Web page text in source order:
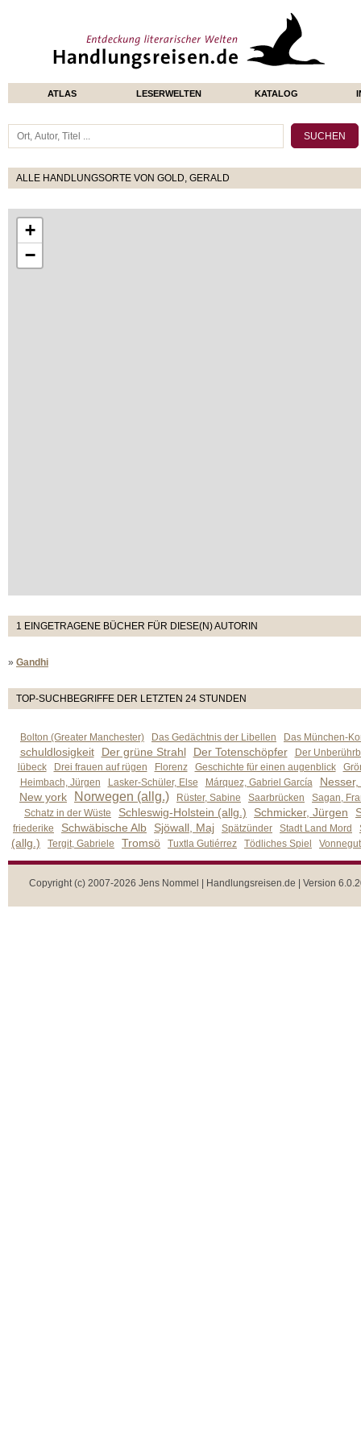
ATLAS LESERWELTEN KATALOG
ALLE HANDLUNGSORTE VON GOLD, GERALD
+
−
1 EINGETRAGENE BÜCHER FÜR DIESE(N) AUTORIN
» Gandhi
TOP-SUCHBEGRIFFE DER LETZTEN 24 STUNDEN
Bolton (Greater Manchester) Das Gedächtnis der Libellen Das München-
schuldlosigkeit Der grüne Strahl Der Totenschöpfer
Der
lübeck
Drei frauen auf rügen Florenz Geschichte für einen augenblick
Heimbach, Jürgen
Lasker-Schüler, Else Márquez, Gabriel García
New york
Norwegen (allg.) Rüster, Sabine Saarbrücken
Sagan,
Schatz in der Wüste
Schleswig-Holstein (allg.) Schmicker, Jürgen
friederike Schwäbische Alb Sjöwall, Maj Spätzünder Stadt Land Mord
(allg.) Tergit, Gabriele Tromsö Tuxtla Gutiérrez Tödliches Spiel
Copyright (c) 2007-2026 Jens Nommel | Handlungsreisen.de | Version